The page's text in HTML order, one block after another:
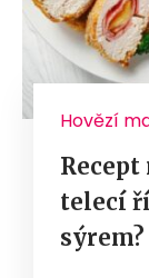
Hovězí
Recept
telecí
sýrem?